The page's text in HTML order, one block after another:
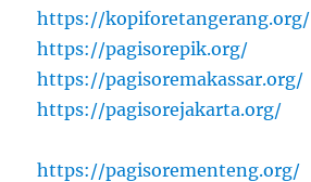
https://kopiforetangerang.org/
https://pagisorepik.org/
https://pagisoremakassar.org/
https://pagisorejakarta.org/
https://pagisorementeng.org/